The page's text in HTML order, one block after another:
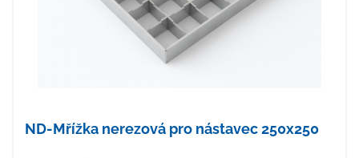
ND-Mřížka nerezová pro nástavec 250x250